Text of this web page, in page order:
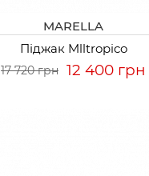
MARELLA
Піджак Mlltropico
17 720 грн 12 400 грн